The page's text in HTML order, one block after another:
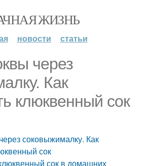
ЖИЗНЬ
новости статьи
через
Как
клюквенный сок
соковыжималку. Как
сок
сок в домашних